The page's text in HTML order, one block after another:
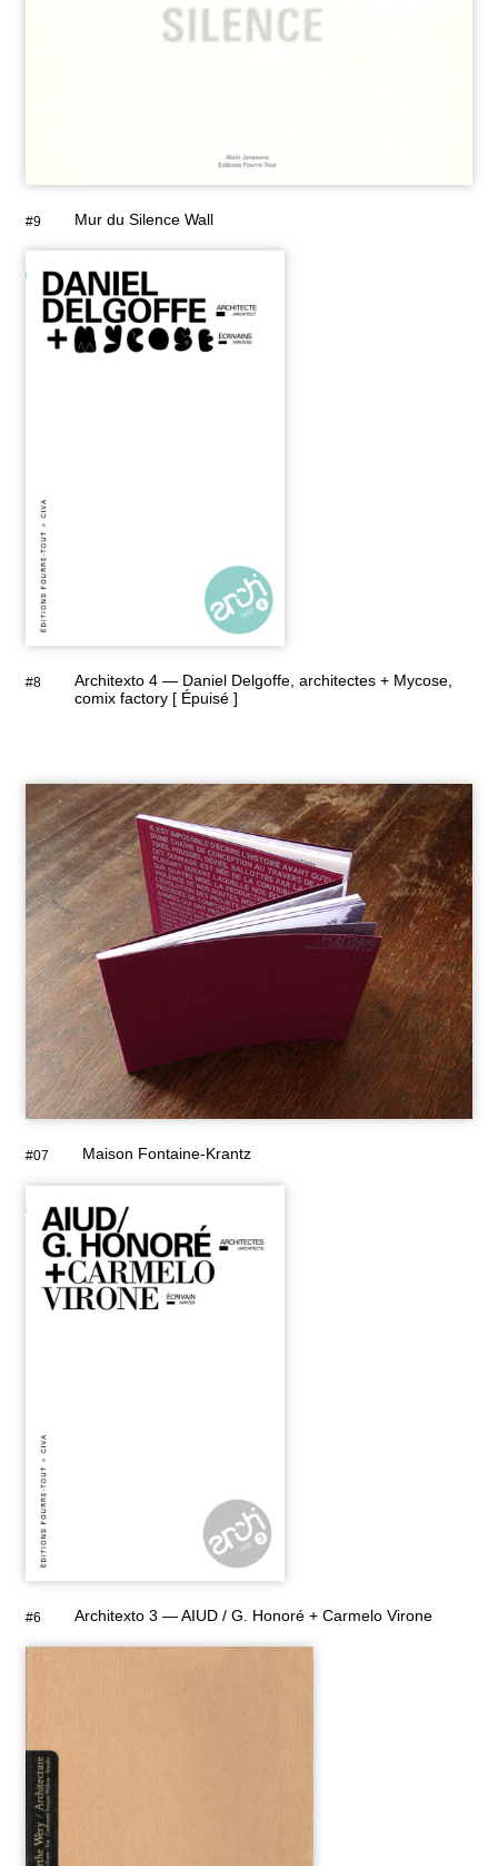
#9 Mur du Silence Wall
#8
Architexto 4 — Daniel Delgoffe, architectes + Mycose,
comix factory [ Épuisé ]
#07 Maison Fontaine-Krantz
#6 Architexto 3 — AIUD / G. Honoré + Carmelo Virone